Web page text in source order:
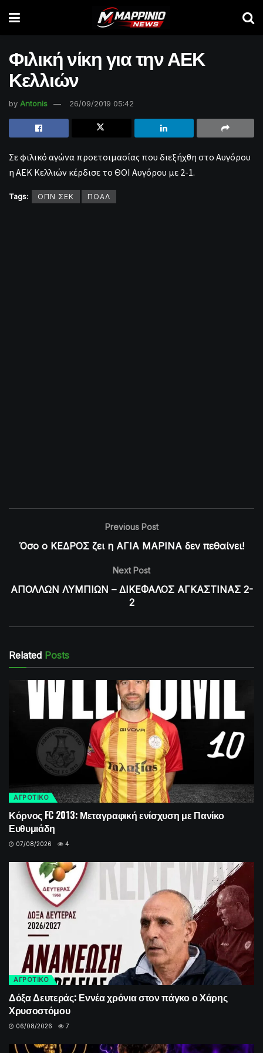
Φιλική νίκη για την ΑΕΚ
Κελλιών
by Antonis 26/09/2019 05:42
Σε φιλικό αγώνα προετοιμασίας που διεξήχθη στο Αυγόρου
η ΑΕΚ Κελλιών κέρδισε το ΘΟΙ Αυγόρου με 2-1.
Tags: ΟΠΝ ΣΕΚ ΠΟΑΛ
Previous Post
Όσο ο ΚΕΔΡΟΣ ζει η ΑΓΙΑ ΜΑΡΙΝΑ δεν πεθαίνει!
Next Post
ΑΠΟΛΛΩΝ ΛΥΜΠΙΩΝ – ΔΙΚΕΦΑΛΟΣ ΑΓΚΑΣΤΙΝΑΣ 2-
2
Related Posts
ΑΓΡΟΤΙΚΟ
Κόρνος FC 2013: Μεταγραφική ενίσχυση με Πανίκο
Ευθυμιάδη
07/08/2026 4
ΑΓΡΟΤΙΚΟ
Δόξα Δευτεράς: Εννέα χρόνια στον πάγκο ο Χάρης
Χρυσοστόμου
06/08/2026 7